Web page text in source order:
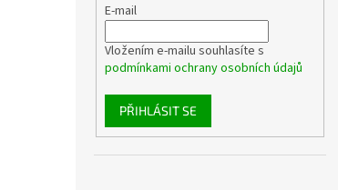
E-mail
Vložením e-mailu souhlasíte s
podmínkami ochrany osobních údajů
PŘIHLÁSIT SE